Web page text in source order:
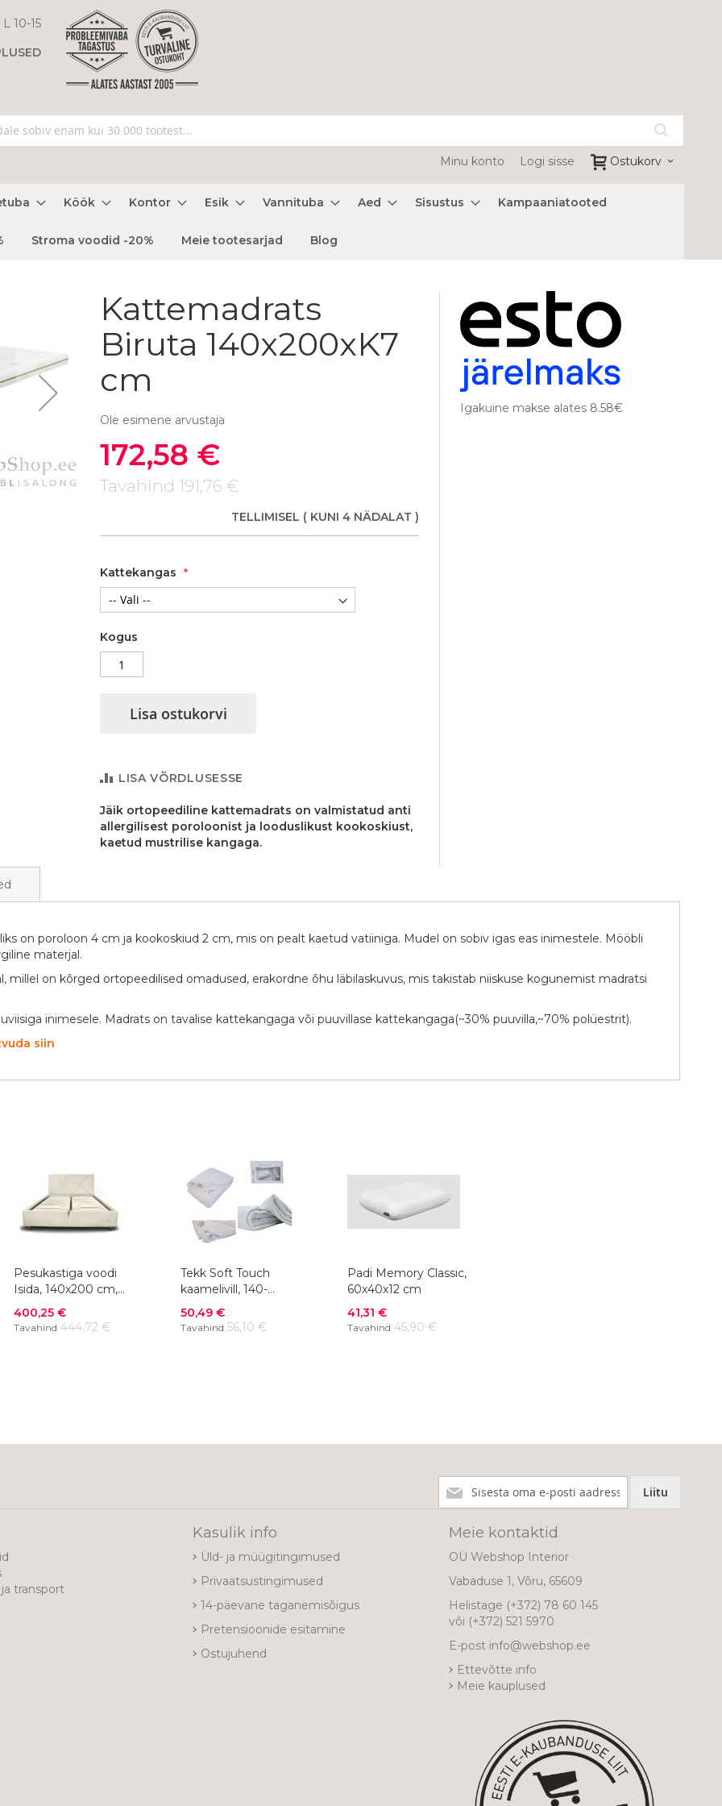
10-15
Ostukorv
Minu konto Logi sisse
Köök Kontor Esik Vannituba Aed Sisustus Kampaaniatooted
Stroma voodid -20% Meie tootesarjad Blog
Kattemadrats Biruta
Igakuine makse alates 8.58€
Kattemadrats
Biruta 140x200xK7
cm
Ole esimene arvustaja
Soodushind
172,58 €
Tavahind 191,76 €
TELLIMISEL ( KUNI 4 NÄDALAT )
Kattekangas
Kogus
Lisa ostukorvi
LISA VÕRDLUSESSE
Jäik ortopeediline kattemadrats on valmistatud anti
allergilisest poroloonist ja looduslikust kookoskiust,
kaetud mustrilise kangaga.
on poroloon 4 cm ja kookoskiud 2 cm, mis on pealt kaetud vatiiniga. Mudel on sobiv igas eas inimestele. Mööbli
materjal.
millel on kõrged ortopeedilised omadused, erakordne õhu läbilaskuvus, mis takistab niiskuse kogunemist madratsi
inimesele. Madrats on tavalise kattekangaga või puuvillase kattekangaga(~30% puuvilla,~70% polüestrit).
siin
Pesukastiga voodi
Isida, 140x200 cm,
värvivalik
Soodushind
400,25 €
Tavahind 444,72 €
Tekk Soft Touch
kaamelivill, 140-
220x200 cm
Soodushind
50,49 €
Tavahind 56,10 €
Padi Memory Classic,
60x40x12 cm
Soodushind
41,31 €
Tavahind 45,90 €
meie
Liitu
transport
Kasulik info
Üld- ja müügitingimused
Privaatsustingimused
14-päevane taganemisõigus
Pretensioonide esitamine
Ostujuhend
Meie kontaktid
OÜ Webshop Interior
Vabaduse 1, Võru, 65609
Helistage (+372) 78 60 145
või (+372) 521 5970
E-post info@webshop.ee
Ettevõtte info
Meie kauplused